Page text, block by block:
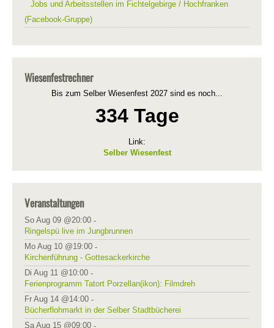
Jobs und Arbeitsstellen im Fichtelgebirge / Hochfranken
(Facebook-Gruppe)
Wiesenfestrechner
Bis zum Selber Wiesenfest 2027 sind es noch...
334 Tage
Link:
Selber Wiesenfest
Veranstaltungen
So Aug 09 @20:00 -
Ringelspü live im Jungbrunnen
Mo Aug 10 @19:00 -
Kirchenführung - Gottesackerkirche
Di Aug 11 @10:00 -
Ferienprogramm Tatort Porzellan(ikon): Filmdreh
Fr Aug 14 @14:00 -
Bücherflohmarkt in der Selber Stadtbücherei
Sa Aug 15 @09:00 -